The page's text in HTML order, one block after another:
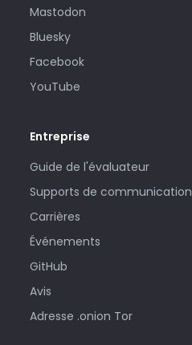
Mastodon
Bluesky
Facebook
YouTube
Entreprise
Guide de l'évaluateur
Supports de communication
Carrières
Événements
GitHub
Avis
Adresse .onion Tor